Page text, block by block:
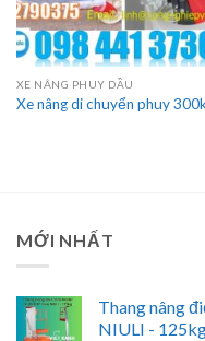
XE NÂNG PHUY DẦU
Xe nâng di chuyển phuy
MỚI NHẤT
Thang nâng
NIULI -